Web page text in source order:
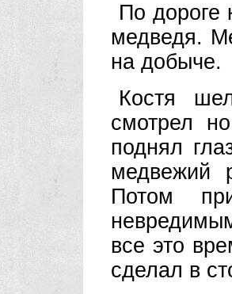
По дороге
медведя.
на добыче.
Костя
смотрел
поднял
медвежий
Потом
все это
сделал в